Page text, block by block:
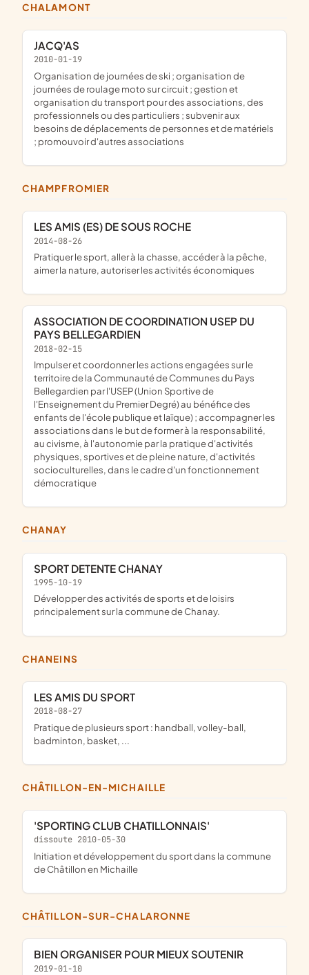
CHALAMONT
JACQ'AS
2010-01-19
organisation de journées de ski ; organisation de
journées de roulage moto sur circuit ; gestion et
organisation du transport pour des associations, des
professionnels ou des particuliers ; subvenir aux
besoins de déplacements de personnes et de matériels
; promouvoir d'autres associations
CHAMPFROMIER
LES AMIS (ES) DE SOUS ROCHE
2014-08-26
pratiquer le sport, aller à la chasse, accéder à la pêche,
aimer la nature, autoriser les activités économiques
ASSOCIATION DE COORDINATION USEP DU
PAYS BELLEGARDIEN
2018-02-15
impulser et coordonner les actions engagées sur le
territoire de la Communauté de Communes du Pays
Bellegardien par l'USEP (Union Sportive de
l'Enseignement du Premier Degré) au bénéfice des
enfants de l'école publique et laïque) ; accompagner les
associations dans le but de former à la responsabilité,
au civisme, à l'autonomie par la pratique d'activités
physiques, sportives et de pleine nature, d'activités
socioculturelles, dans le cadre d'un fonctionnement
démocratique
CHANAY
SPORT DETENTE CHANAY
1995-10-19
développer des activités de sports et de loisirs
principalement sur la commune de Chanay.
CHANEINS
LES AMIS DU SPORT
2018-08-27
pratique de plusieurs sport : handball, volley-ball,
badminton, basket, ...
CHÂTILLON-EN-MICHAILLE
'SPORTING CLUB CHATILLONNAIS'
dissoute 2010-05-30
initiation et développement du sport dans la commune
de Châtillon en Michaille
CHÂTILLON-SUR-CHALARONNE
BIEN ORGANISER POUR MIEUX SOUTENIR
2019-01-10